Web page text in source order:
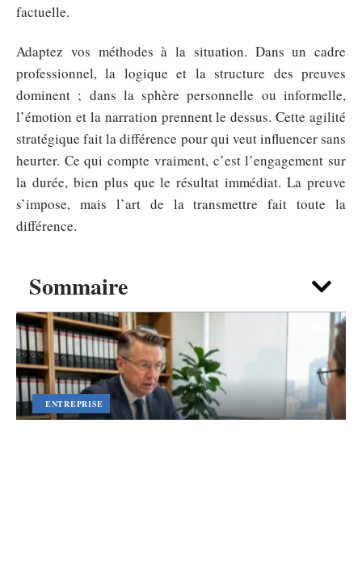
Sommaire
ENTREPRISE
factuelle.
Adaptez vos méthodes à la situation. Dans un cadre
professionnel, la logique et la structure des preuves
dominent ; dans la sphère personnelle ou informelle,
l’émotion et la narration prennent le dessus. Cette agilité
stratégique fait la différence pour qui veut influencer sans
heurter. Ce qui compte vraiment, c’est l’engagement sur
la durée, bien plus que le résultat immédiat. La preuve
s’impose, mais l’art de la transmettre fait toute la
différence.